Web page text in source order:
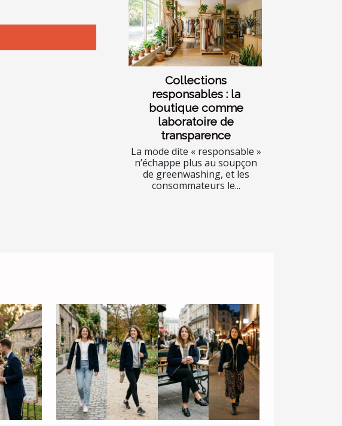
Collections
responsables : la
boutique comme
laboratoire de
transparence
La mode dite « responsable »
n’échappe plus au soupçon
de greenwashing, et les
consommateurs le...